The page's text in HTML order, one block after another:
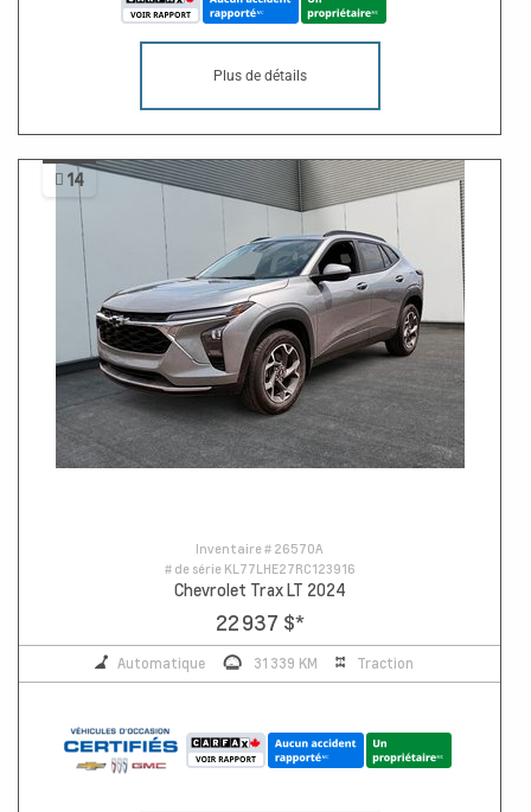
Plus de détails
14
Inventaire # 26570A
# de série KL77LHE27RC123916
Chevrolet Trax LT 2024
22 937 $*
Automatique 31 339 KM Traction